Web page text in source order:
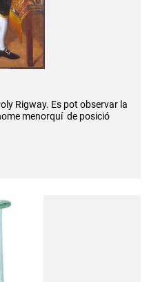
Rigway. Es pot observar la
menorquí de posició